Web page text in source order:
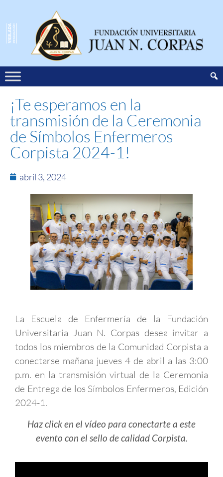
¡Te esperamos en la
transmisión de la Ceremonia
de Símbolos Enfermeros
Corpista 2024-1!
abril 3, 2024
La Escuela de Enfermería de la Fundación
Universitaria Juan N. Corpas desea invitar a
todos los miembros de la Comunidad Corpista a
conectarse mañana jueves 4 de abril a las 3:00
p.m. en la transmisión virtual de la Ceremonia
de Entrega de los Símbolos Enfermeros, Edición
2024-1.
Haz click en el vídeo para conectarte a este
evento con el sello de calidad Corpista.